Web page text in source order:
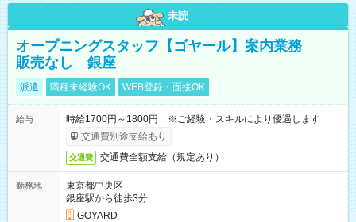
未読
オープニングスタッフ【ゴヤール】案内業務
販売なし 銀座
派遣 職種未経験OK WEB登録・面接OK
給与
時給1700円～1800円 ※ご経験・スキルにより優遇します
交通費別途支給あり
交通費 交通費全額支給（規定あり）
勤務地
東京都中央区
銀座駅から徒歩3分
GOYARD